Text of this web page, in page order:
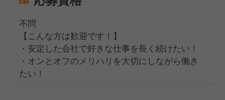
不問
【こんな方は歓迎です！】
・安定した会社で好きな仕事を長く続けたい！
・オンとオフのメリハリを大切にしながら働き
たい！